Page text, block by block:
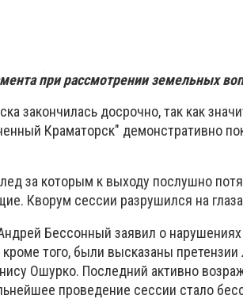
при рассмотрении земельных
закончилась досрочно, так как
Краматорск" демонстративно
за которым к выходу послушно
Кворум сессии разрушился на
Бессонный заявил о
того, были высказаны претензии
Ошурко. Последний активно
проведение сессии стало